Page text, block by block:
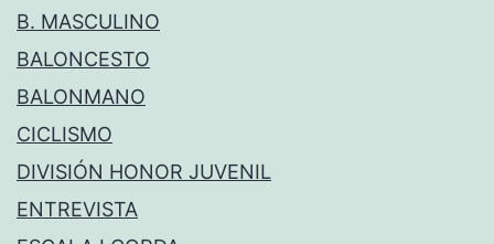
B. MASCULINO
BALONCESTO
BALONMANO
CICLISMO
DIVISIÓN HONOR JUVENIL
ENTREVISTA